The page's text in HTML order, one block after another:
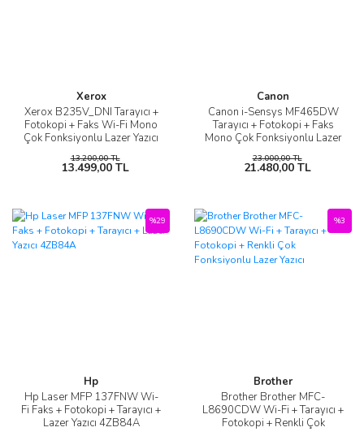
Xerox
Xerox B235V_DNI Tarayıcı +
Fotokopi + Faks Wi-Fi Mono
Çok Fonksiyonlu Lazer Yazıcı
13.200,00 TL
13.499,00 TL
Canon
Canon i-Sensys MF465DW
Tarayıcı + Fotokopi + Faks
Mono Çok Fonksiyonlu Lazer
23.000,00 TL
21.480,00 TL
Hp
Hp Laser MFP 137FNW Wi-
Fi Faks + Fotokopi + Tarayıcı +
Lazer Yazıcı 4ZB84A
%29
Brother
Brother Brother MFC-
L8690CDW Wi-Fi + Tarayıcı +
Fotokopi + Renkli Çok
%3